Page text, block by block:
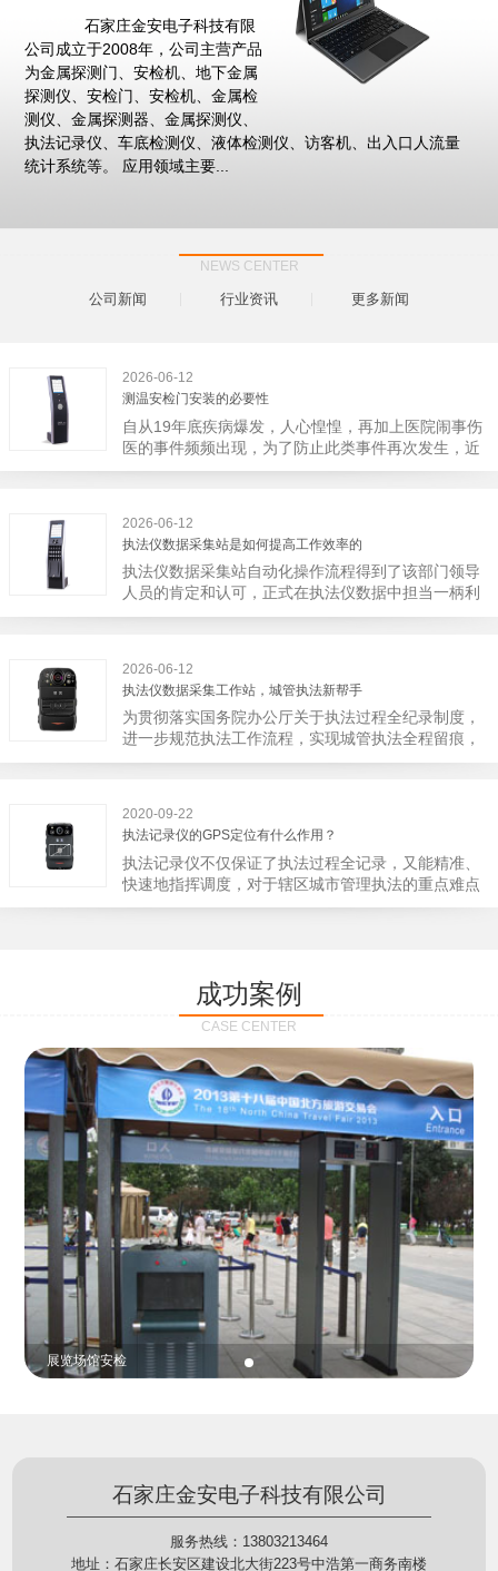
石家庄金安电子科技有限
公司成立于2008年，公司主营产品
为金属探测门、安检机、地下金属
探测仪、安检门、安检机、金属检
测仪、金属探测器、金属探测仪、
执法记录仪、车底检测仪、液体检测仪、访客机、出入口人流量
统计系统等。 应用领域主要...
NEWS CENTER
公司新闻 行业资讯 更多新闻
2026-06-12
测温安检门安装的必要性
自从19年底疾病爆发，人心惶惶，再加上医院闹事伤
医的事件频频出现，为了防止此类事件再次发生，近
日，广西南宁市卫建委发出通知，要求当地市属各三
大体只有两个，其一，安装安检门是否会激化矛盾。
其二，安装安检门可以防范于未然。1月6号当天，南
宁市第二医院刚试行安检的首日，检查出10多把各类
刀具和一把管制类刀具。近来伤医事件屡屡发生，安
装安检门可以缓解医生安全感不足的问题，同时安检
2026-06-12
执法仪数据采集站是如何提高工作效率的
执法仪数据采集站自动化操作流程得到了该部门领导
人员的肯定和认可，正式在执法仪数据中担当一柄利
剑。 执法仪数据采集站对于执法仪数据资料的管理
备能自动读取目标对象，并同步到采集站中，此外设
备具有断点续传的功能，如果碰到网络故障，可以从
已经上传或下载的部分开始继续上传下载未完成的部
分，而没有必要从头开始上传下载，能节省时间，提
高速度。再者待数据传输完毕之后，执法仪数据采集
下次直接使用，提高执法仪数据效率。执法仪数据采
集站还具有强大的数据存储管理系统，后台统计不同
上传时段、不同重要级别的数据，将统计结果以图表
或者报表的形式呈现；设备设置有用户操作权限管
理，自动将用户警员编号与执法仪编号绑定，保障数
据的合法性，同时系统可设置每个警员的权限，明确
2026-06-12
执法仪数据采集工作站，城管执法新帮手
为贯彻落实国务院办公厅关于执法过程全纪录制度，
进一步规范执法工作流程，实现城管执法全程留痕，
深入推进执法队伍规范化建设，给城管执法工作添加
止了双方矛盾的发生。现在有了执法仪数据采集工作
站，执法队员的担忧便得到有效的解决。每个采集工
作站可支持多台执法记录仪设备同时上传数据，队员
当天使用当天上传，通过数据线接入到采集工作站，
它会自动读取所有的视频、音频、图片、日志等信
作站也能自动为执法记录仪充充电、校校时，做执法
记录仪的贴心小"保姆"。随着群众法律意识的逐步提
高，行政执法行为更加"阳光、透明"，通过工作站可
以随时调取证据视频，精准查阅现场资料，直戳了当
的展示给行政相对人看，有效的减少了行政相对人对
城管执法行为的误解，树立了执法的公信力。
2020-09-22
执法记录仪的GPS定位有什么作用？
执法记录仪不仅保证了执法过程全记录，又能精准、
快速地指挥调度，对于辖区城市管理执法的重点难点
也能一目了然，在城市管理工作信息化中发挥着重要
定位模块，可通过移动网络将位置信息实时发送到监
控中心，在平台的电子地图上显示出设备的具体位
置，实时查看执法人员到岗情况及根据执法环境迅速
调配周边执法人员。同时，内置NFC芯片，可支持身
份证查验等拓展功能，在实战中发挥着重要的作用，
能广泛应用于交警公安执法、卫生监督、城管执法、
海关执法、路政、质量监督、林业园林、消防、质量
监督、公路铁路等各个领域。
成功案例
CASE CENTER
贵重金属防盗
石家庄金安电子科技有限公司
服务热线：13803213464
地址：石家庄长安区建设北大街223号中浩第一商务南楼